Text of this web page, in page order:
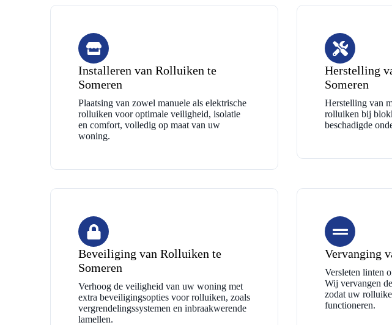
Installeren van Rolluiken te
Someren
Plaatsing van zowel manuele als elektrische
rolluiken voor optimale veiligheid, isolatie
en comfort, volledig op maat van uw
woning.
Herstelling
Someren
Herstelling van
rolluiken bij
beschadigde
Beveiliging van Rolluiken te
Someren
Verhoog de veiligheid van uw woning met
extra beveiligingsopties voor rolluiken, zoals
vergrendelingssystemen en inbraakwerende
lamellen.
Vervanging
Versleten linten
Wij vervangen
zodat uw
functioneren.